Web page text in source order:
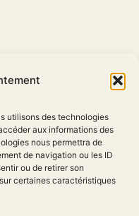
utilisons des technologies
aux informations des
nous permettra de
de navigation ou les ID
ou de retirer son
certaines caractéristiques
les périodes de